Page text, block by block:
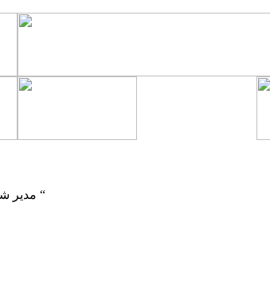
مدير شهير يستدرج بائع رصيد لتحليل زوجته عليه لتختار الزوجة البقاء مع المحلل بائع الرصيد” مثير “